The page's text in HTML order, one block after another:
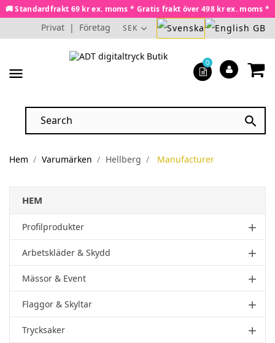
🚚 Standardfrakt 69 kr ex. moms * Gratis frakt över 498 kr ex. moms *
Privat | Företag SEK
menu

0
Hem Varumärken Hellberg Manufacturer
HEM
Profilprodukter add
Arbetskläder & Skydd add
Mässor & Event add
Flaggor & Skyltar add
Trycksaker add